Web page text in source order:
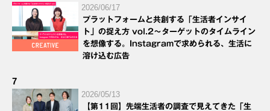
2026/06/17
プラットフォームと共創する「生活者インサイ
ト」の捉え方 vol.2～ターゲットのタイムライン
を想像する。Instagramで求められる、生活に
溶け込む広告
7
2026/05/13
【第11回】先端生活者の調査で見えてきた「生